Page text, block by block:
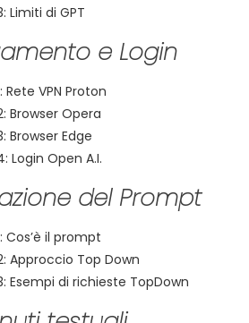
Limiti di GPT
e Login
Rete VPN Proton
Browser Opera
Browser Edge
Login Open A.I.
del Prompt
Cos’è il prompt
Approccio Top Down
Esempi di richieste TopDown